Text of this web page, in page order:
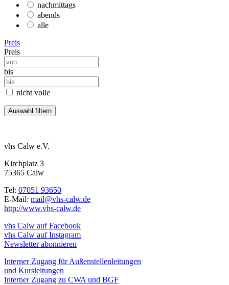
nachmittags
abends
alle
Preis
Preis
bis
nicht volle
vhs Calw e.V.
Kirchplatz 3
75365 Calw
Tel: 07051 93650
E-Mail: mail@vhs-calw.de
http://www.vhs-calw.de
vhs Calw auf Facebook
vhs Calw auf Instagram
Newsletter abonnieren
Interner Zugang für Außenstellenleitungen
und Kursleitungen
Interner Zugang zu CWA und BGF